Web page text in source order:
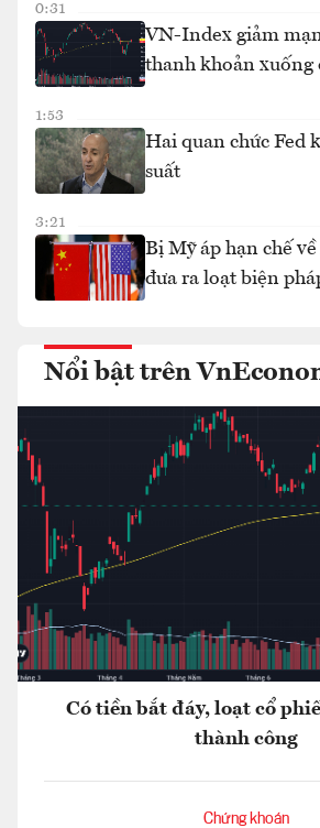
0:31
VN-Index giảm
thanh khoản xuống
1:53
Hai quan chức Fed
suất
3:21
Bị Mỹ áp hạn chế
đưa ra loạt biện
Nổi bật trên
Có tiền bắt đáy, loạt cổ
thành công
Chứng khoán